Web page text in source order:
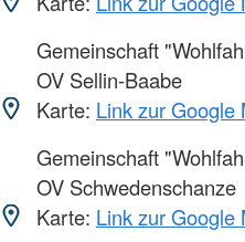
Gemeinschaft
OV Sellin-Baabe
Karte: Link zur Google
Gemeinschaft
OV Schwedenschanze
Karte: Link zur Google